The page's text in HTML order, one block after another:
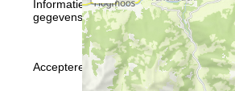
Informatie over de verantwoordelijke
gegevensbescherming vind je onze
Accepteren
n
a